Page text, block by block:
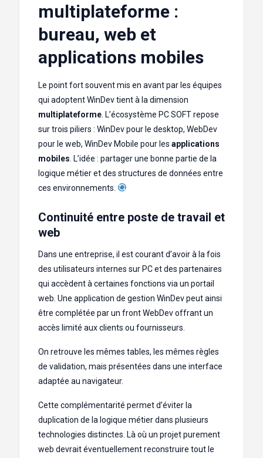
multiplateforme :
bureau, web et
applications mobiles
Le point fort souvent mis en avant par les équipes
qui adoptent WinDev tient à la dimension
multiplateforme . L’écosystème PC SOFT repose
sur trois piliers : WinDev pour le desktop, WebDev
pour le web, WinDev Mobile pour les applications
mobiles . L’idée : partager une bonne partie de la
logique métier et des structures de données entre
ces environnements.
Continuité entre poste de travail et
web
Dans une entreprise, il est courant d’avoir à la fois
des utilisateurs internes sur PC et des partenaires
qui accèdent à certaines fonctions via un portail
web. Une application de gestion WinDev peut ainsi
être complétée par un front WebDev offrant un
accès limité aux clients ou fournisseurs.
On retrouve les mêmes tables, les mêmes règles
de validation, mais présentées dans une interface
adaptée au navigateur.
Cette complémentarité permet d’éviter la
duplication de la logique métier dans plusieurs
technologies distinctes. Là où un projet purement
web devrait éventuellement reconstruire tout le